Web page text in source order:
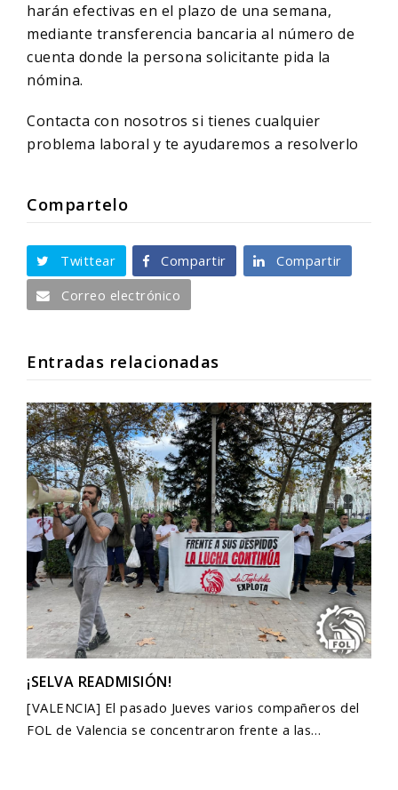
harán efectivas en el plazo de una semana,
mediante transferencia bancaria al número de
cuenta donde la persona solicitante pida la
nómina.
Contacta con nosotros si tienes cualquier
problema laboral y te ayudaremos a resolverlo
Compartelo
Twittear Compartir
Compartir
Correo electrónico
Entradas relacionadas
¡SELVA READMISIÓN!
[VALENCIA] El pasado Jueves varios compañeros del
FOL de Valencia se concentraron frente a las…